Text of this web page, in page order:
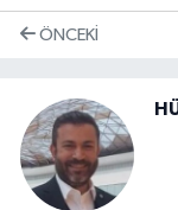
ÖNCEKI